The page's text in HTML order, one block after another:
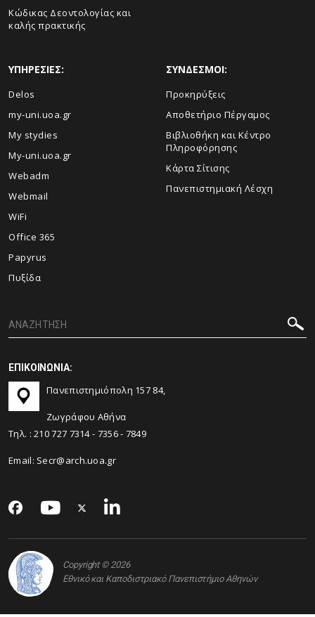
Κώδικας Δεοντολογίας και
καλής πρακτικής
ΥΠΗΡΕΣΙΕΣ:
Delos
my-uni.uoa.gr
My stydies
My-uni.uoa.gr
Webadm
Webmail
WiFi
Office 365
Papyrus
Πυξίδα
ΣΥΝΔΕΣΜΟΙ:
Προκηρύξεις
Αποθετήριο Πέργαμος
Βιβλιοθήκη και Κέντρο
Πληροφόρησης
Kάρτα Σίτισης
Πανεπιστημιακή Λέσχη
ΕΠΙΚΟΙΝΩΝΙΑ:
Πανεπιστημιόπολη 157 84,
Ζωγράφου Αθήνα
Τηλ. :210 727 7314- 7356- 7849
Email: Secr@arch.uoa.gr
Copyright © 2026
Εθνικό και Καποδιστριακό Πανεπιστήμιο Αθηνών